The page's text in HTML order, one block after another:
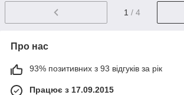
1 / 4
Про нас
93% позитивних з 93 відгуків за рік
Працює з 17.09.2015